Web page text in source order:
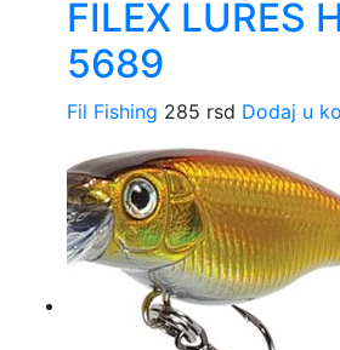
FILEX LURES
5689
Fil Fishing 285 rsd Dodaj u